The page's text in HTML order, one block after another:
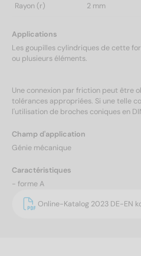
Rayon (r) 2 mm
Applications
Les goupilles cylindriques de cette
ou plusieurs éléments.
Une connexion par friction peut être
tolérances appropriées. Si une telle
l'utilisation de broches coniques en
Champ d'application
Génie mécanique
Caractéristiques
- forme A
Online-Katalog 2023 DE-EN